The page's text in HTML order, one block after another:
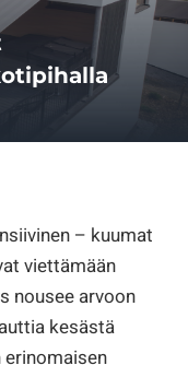
– kuumat
viettämään
nousee arvoon
kesästä